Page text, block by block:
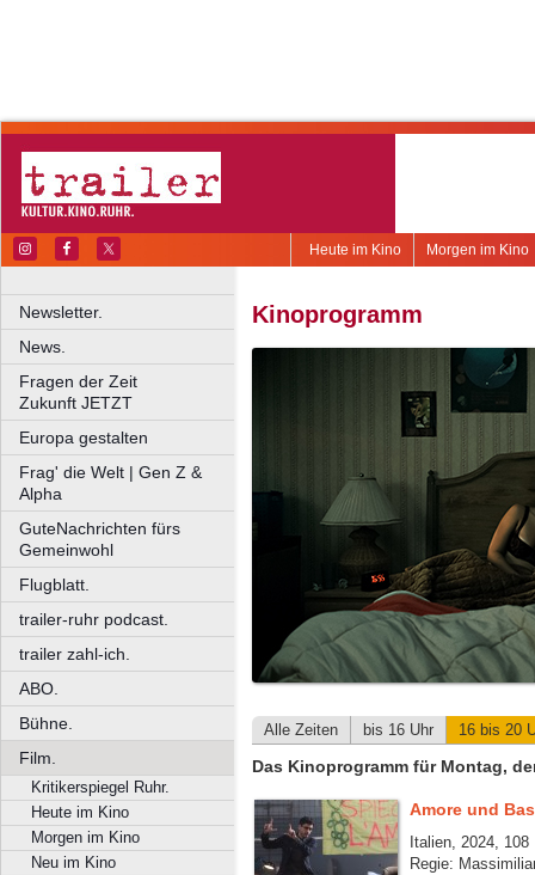
Morgen im Kino
Heute im Kino
Newsletter.
News.
Fragen der Zeit
Zukunft JETZT
Europa gestalten
Frag' die Welt | Gen Z &
Alpha
GuteNachrichten fürs
Gemeinwohl
Flugblatt.
trailer-ruhr podcast.
trailer zahl-ich.
ABO.
Bühne.
Film.
Kritikerspiegel Ruhr.
Heute im Kino
Morgen im Kino
Neu im Kino
Kinoprogramm
Alle Zeiten bis 16 Uhr 16 bis 20
Das Kinoprogramm für Montag,
Amore und
Italien, 2024, 108
Regie: